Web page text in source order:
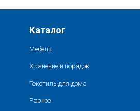
Каталог
Мебель
Хранение и порядок
Текстиль для дома
Разное